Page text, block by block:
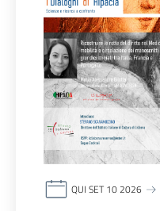
QUI SET 10 2026